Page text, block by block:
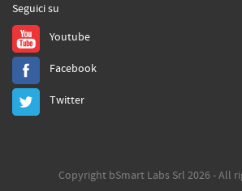
Seguici su
Youtube
Facebook
Twitter
Copyright bSmart Labs Srl 2026 - All